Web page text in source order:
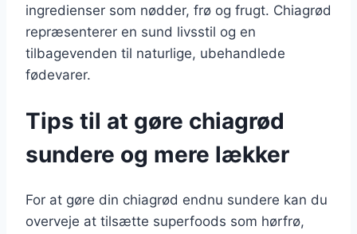
ingredienser som nødder, frø og frugt. Chiagrød
repræsenterer en sund livsstil og en
tilbagevenden til naturlige, ubehandlede
fødevarer.
Tips til at gøre chiagrød
sundere og mere lækker
For at gøre din chiagrød endnu sundere kan du
overveje at tilsætte superfoods som hørfrø,